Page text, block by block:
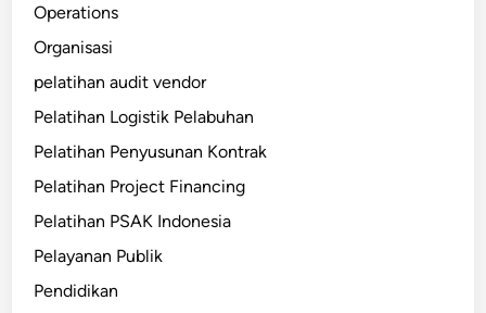
Operations
Organisasi
pelatihan audit vendor
Pelatihan Logistik Pelabuhan
Pelatihan Penyusunan Kontrak
Pelatihan Project Financing
Pelatihan PSAK Indonesia
Pelayanan Publik
Pendidikan